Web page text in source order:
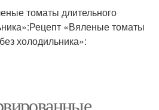
томаты длительного
«Вяленые томаты
холодильника»: